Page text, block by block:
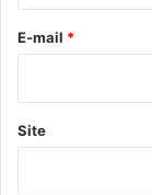
*
E-mail *
Site